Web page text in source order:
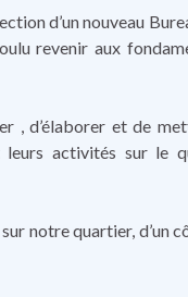
d’un nouveau
revenir aux
, d’élaborer et de
activités sur le
notre quartier, d’un